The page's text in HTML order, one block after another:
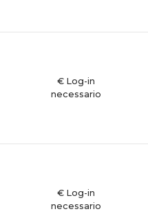
€ Log-in
necessario
€ Log-in
necessario